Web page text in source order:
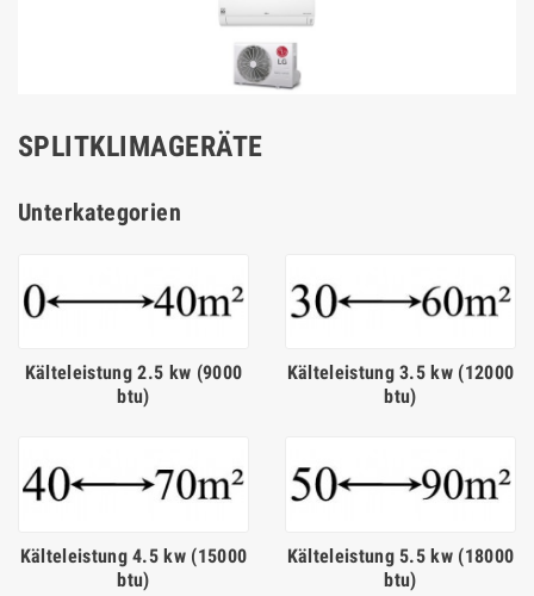
SPLITKLIMAGERÄTE
Unterkategorien
Kälteleistung 2.5 kw (9000
btu)
Kälteleistung 3.5 kw (12000
btu)
Kälteleistung 4.5 kw (15000
btu)
Kälteleistung 5.5 kw (18000
btu)